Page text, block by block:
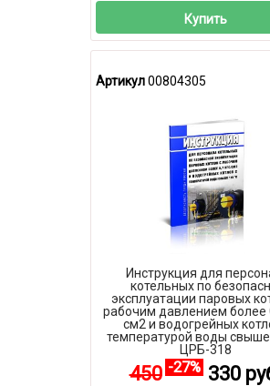
Купить
Артикул00804305
Инструкция для
котельных по
эксплуатации паровых
рабочим давлением более
см2 и водогрейных
температурой воды
ЦРБ-318
450 -27%330